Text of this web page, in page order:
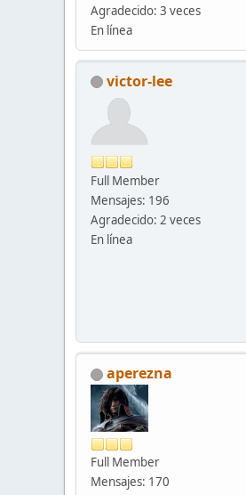
Agradecido: 3 veces
En línea
victor-lee
Full Member
Mensajes: 196
Agradecido: 2 veces
En línea
aperezna
Full Member
Mensajes: 170